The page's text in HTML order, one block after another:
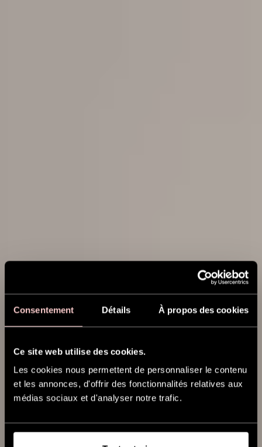
Consentement Détails À propos des cookies
Ce site web utilise des cookies.
Les cookies nous permettent de personnaliser le contenu
et les annonces, d'offrir des fonctionnalités relatives aux
médias sociaux et d'analyser notre trafic.
BROSSES ESSENTIAL